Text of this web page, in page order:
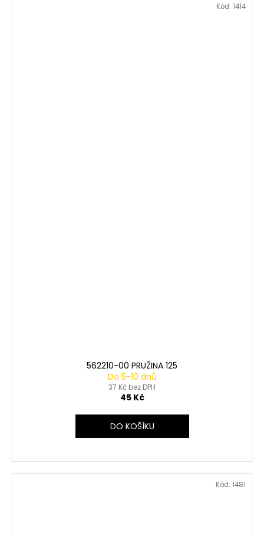
562210-00 PRUŽINA 125
Do 5-10 dnů
37 Kč bez DPH
45 Kč
DO KOŠÍKU
Kód: 1414
Kód: 1481